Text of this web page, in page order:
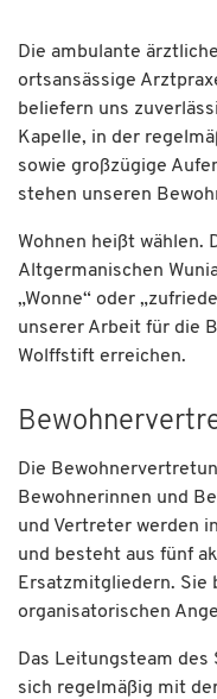
Die ambulante
ortsansässige
beliefern uns
Kapelle, in der
sowie großzügige
stehen unseren
Wohnen heißt wählen.
Altgermanischen
„Wonne“ oder
unserer Arbeit für die
Wolffstift erreichen.
Die
Bewohnerinnen und
und Vertreter werden
und besteht aus fünf
Ersatzmitgliedern.
organisatorischen
Das Leitungsteam
sich regelmäßig mit